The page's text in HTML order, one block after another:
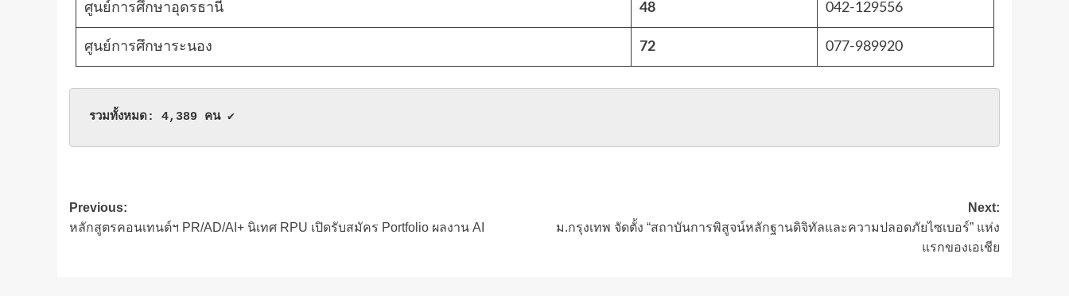
ศูนย์การศึกษาอุดรธานี 48 042-129556
ศูนย์การศึกษาระนอง 72 077-989920
รวมทั้งหมด: 4,389 คน ✔
Post
navigation
Previous:
หลักสูตรคอนเทนต์ฯ PR/AD/AI+ นิเทศ RPU เปิดรับสมัคร Portfolio ผลงาน AI
Next:
ม.กรุงเทพ จัดตั้ง “สถาบันการพิสูจน์หลักฐานดิจิทัลและความปลอดภัยไซเบอร์” แห่ง
แรกของเอเชีย